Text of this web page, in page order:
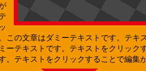
この文章はダミーテキストです。テキ
ーテキストです。テキストをクリック
。テキストをクリックすることで編集